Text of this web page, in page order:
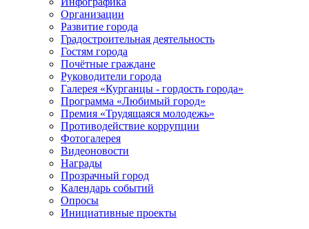
Организации
Развитие города
Градостроительная деятельность
Гостям города
Почётные граждане
Руководители города
Галерея «Курганцы - гордость города»
Программа «Любимый город»
Премия «Трудящаяся молодежь»
Противодействие коррупции
Фотогалерея
Видеоновости
Награды
Прозрачный город
Календарь событий
Опросы
Инициативные проекты